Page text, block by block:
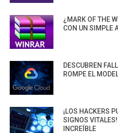
¿MARK OF THE
CON UN SIMPLE
DESCUBREN
ROMPE EL
¡LOS HACKERS
SIGNOS
INCREÍBLE